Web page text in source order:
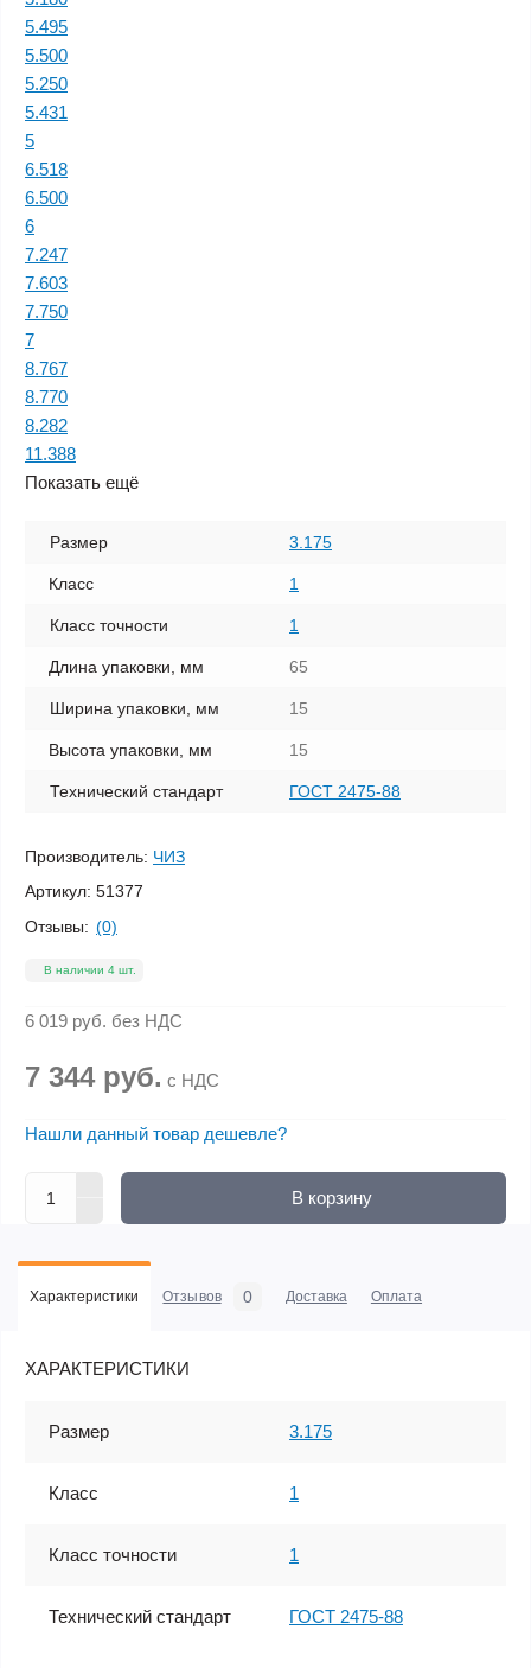
5.495
5.500
5.250
5.431
5
6.518
6.500
6
7.247
7.603
7.750
7
8.767
8.770
8.282
11.388
Показать ещё
Размер 3.175
Класс 1
Класс точности 1
Длина упаковки, мм 65
Ширина упаковки, мм 15
Высота упаковки, мм 15
Технический стандарт ГОСТ 2475-88
Производитель: ЧИЗ
Артикул: 51377
Отзывы: (0)
В наличии 4 шт.
6 019 руб. без НДС
7 344 руб. с НДС
Нашли данный товар дешевле?
В корзину
Характеристики Отзывов 0 Доставка Оплата
ХАРАКТЕРИСТИКИ
Размер 3.175
Класс 1
Класс точности 1
Технический стандарт ГОСТ 2475-88